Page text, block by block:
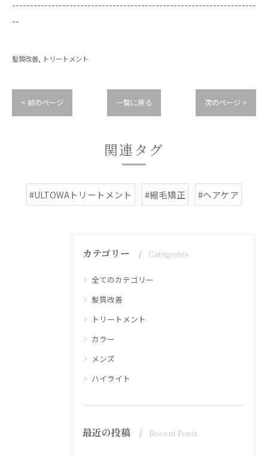
--------------------------------------------------------------------
--
髪質改善 トリートメント
< 前のページ 一覧に戻る 次のページ >
関連タグ
#ULTOWAトリートメント #縮毛矯正 #ヘアケア
カテゴリー Categories
全てのカテゴリー
髪質改善
トリートメント
カラー
メンズ
ハイライト
最近の投稿 Recent Posts